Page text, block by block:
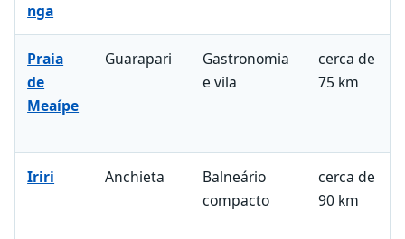
nga
Praia
de
Meaípe
Guarapari
Gastronomia
e vila
cerca de
75 km
Iriri Anchieta
Balneário
compacto
cerca de
90 km